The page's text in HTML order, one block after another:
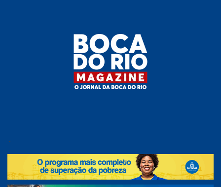
Magazine
do Rio
e
região!
.